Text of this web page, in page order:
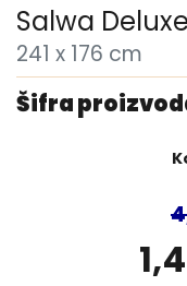
Salwa Deluxe
241 x 176 cm
Šifra